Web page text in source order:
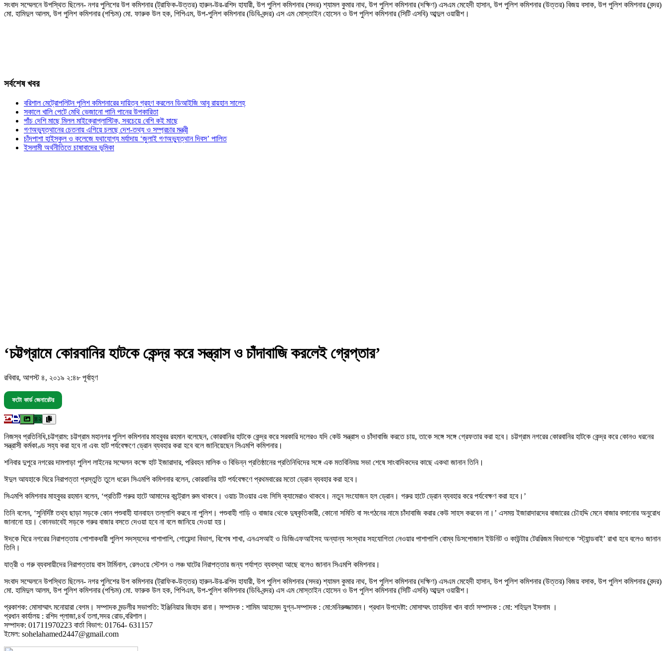
সংবাদ সম্মেলনে উপস্থিত ছিলেন- নগর পুলিশের উপ কমিশনার (ট্রাফিক-উত্তর) হারুন-উর-রশিদ হাযারী, উপ পুলিশ কমিশনার (সদর) শ্যামল কুমার নাথ, উপ পুলিশ কমিশনার (দক্ষিণ) এসএম মেহেদী হাসান, উপ পুলিশ কমিশনার (উত্তর) বিজয় বসাক, উপ পুলিশ কমিশনার (বন্দর)
মো. হামিদুল আলম, উপ পুলিশ কমিশনার (পশ্চিম) মো. ফারুক উল হক, পিপিএম, উপ-পুলিশ কমিশনার (ডিবি-বন্দর) এস এম মোস্তাইন হোসেন ও উপ পুলিশ কমিশনার (সিটি এসবি) আব্দুল ওয়ারীশ।
সর্বশেষ খবর
বরিশাল মেট্রোপলিটন পুলিশ কমিশনারের দায়িত্ব গ্রহণ করলেন ডিআইজি আবু রায়হান সালেহ্
সকালে খালি পেটে মেথি ভেজানো পানি পানের উপকারিতা
পাঁচ দেশি মাছে মিলল মাইক্রোপ্লাস্টিক, সবচেয়ে বেশি কই মাছে
গণঅভ্যুত্থানের চেতনায় এগিয়ে চলছে দেশ-তথ্য ও সম্প্রচার মন্ত্রী
চাঁদপাশা হাইস্কুল ও কলেজে যথাযোগ্য মর্যাদায় ‘জুলাই গণঅভ্যুত্থান দিবস’ পালিত
ইসলামী অর্থনীতিতে চাষাবাদের ভূমিকা
‘চট্টগ্রামে কোরবানির হাটকে কেন্দ্র করে সন্ত্রাস ও চাঁদাবাজি করলেই গ্রেপ্তার’
রবিবার, আগস্ট ৪, ২০১৯ ২:৪৮ পূর্বাহ্ণ
ফটো কার্ড জেনারেটর
৪২
নিজস্ব প্রতিনিধি,চট্টগ্রাম: চট্টগ্রাম মহানগর পুলিশ কমিশনার মাহবুবর রহমান বলেছেন, কোরবানির হাটকে কেন্দ্র করে সরকারি দলেরও যদি কেউ সন্ত্রাস ও চাঁদাবাজি করতে চায়, তাকে সঙ্গে সঙ্গে গ্রেফতার করা হবে। চট্টগ্রাম নগরের কোরবানির হাটকে কেন্দ্র করে কোনও ধরনের
সন্ত্রাসী কর্মকাণ্ড সহ্য করা হবে না এবং হাট পর্যবেক্ষণে ড্রোন ব্যবহার করা হবে বলে জানিয়েছেন সিএমপি কমিশনার।
শনিবার দুপুরে নগরের দামপাড়া পুলিশ লাইনের সম্মেলন কক্ষে হাট ইজারাদার, পরিবহন মালিক ও বিভিন্ন প্রতিষ্ঠানের প্রতিনিধিদের সঙ্গে এক মতবিনিময় সভা শেষে সাংবাদিকদের কাছে একথা জানান তিনি।
ঈদুল আযহাকে ঘিরে নিরাপত্তা প্রস্তুতি তুলে ধরেন সিএমপি কমিশনার বলেন, কোরবানির হাট পর্যবেক্ষণে প্রথমবারের মতো ড্রোন ব্যবহার করা হবে।
সিএমপি কমিশনার মাহবুবর রহমান বলেন, ‘প্রতিটি গরুর হাটে আমাদের কন্ট্রোল রুম থাকবে। ওয়াচ টাওয়ার এবং সিসি ক্যামেরাও থাকবে। নতুন সংযোজন হল ড্রোন। গরুর হাটে ড্রোন ব্যবহার করে পর্যবেক্ষণ করা হবে।’
তিনি বলেন, ‘সুনির্দিষ্ট তথ্য ছাড়া সড়কে কোন পশুবাহী যানবাহন তল্লাশি করবে না পুলিশ। পশুবাহী গাড়ি ও বাজার থেকে দুষ্কৃতিকারী, কোনো সমিতি বা সংগঠনের নামে চাঁদাবাজি করার কেউ সাহস করবেন না।’ এসময় ইজারাদারদের বাজারের চৌহদ্দি মেনে বাজার বসানোর অনুরোধ
জানানো হয়। কোনভাবেই সড়কে গরুর বাজার বসতে দেওয়া হবে না বলে জানিয়ে দেওয়া হয়।
ঈদকে ঘিরে নগরের নিরাপত্তায় পোশাকধারী পুলিশ সদস্যদের পাশাপাশি, গোয়েন্দা বিভাগ, বিশেষ শাখা, এনএসআই ও ডিজিএফআইসহ অন্যান্য সংস্থার সহযোগিতা নেওয়ার পাশাপাশি বোম্ব ডিসপোজাল ইউনিট ও কাউন্টার টেররিজম বিভাগকে ‘স্ট্যান্ডবাই’ রাখা হবে বলেও জানান
তিনি।
যাত্রী ও গরু ব্যবসায়ীদের নিরাপত্তায় বাস টার্মিনাল, রেলওয়ে স্টেশন ও লঞ্চ ঘাটের নিরাপত্তার জন্য পর্যাপ্ত ব্যবস্থা আছে বলেও জানান সিএমপি কমিশনার।
সংবাদ সম্মেলনে উপস্থিত ছিলেন- নগর পুলিশের উপ কমিশনার (ট্রাফিক-উত্তর) হারুন-উর-রশিদ হাযারী, উপ পুলিশ কমিশনার (সদর) শ্যামল কুমার নাথ, উপ পুলিশ কমিশনার (দক্ষিণ) এসএম মেহেদী হাসান, উপ পুলিশ কমিশনার (উত্তর) বিজয় বসাক, উপ পুলিশ কমিশনার (বন্দর)
মো. হামিদুল আলম, উপ পুলিশ কমিশনার (পশ্চিম) মো. ফারুক উল হক, পিপিএম, উপ-পুলিশ কমিশনার (ডিবি-বন্দর) এস এম মোস্তাইন হোসেন ও উপ পুলিশ কমিশনার (সিটি এসবি) আব্দুল ওয়ারীশ।
প্রকাশক: মোসাম্মাৎ মনোয়ারা বেগম। সম্পাদক মন্ডলীর সভাপতি: ইঞ্জিনিয়ার জিহাদ রানা। সম্পাদক : শামিম আহমেদ যুগ্ন-সম্পাদক : মো:মনিরুজ্জামান। প্রধান উপদেষ্টা: মোসাম্মৎ তাহমিনা খান বার্তা সম্পাদক : মো: শহিদুল ইসলাম ।
প্রধান কার্যালয় : রশিদ প্লাজা,৪র্থ তলা,সদর রোড,বরিশাল।
সম্পাদক: 01711970223 বার্তা বিভাগ: 01764- 631157
ইমেল: sohelahamed2447@gmail.com